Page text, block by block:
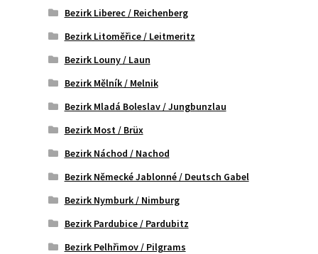
Bezirk Liberec / Reichenberg
Bezirk Litoměřice / Leitmeritz
Bezirk Louny / Laun
Bezirk Mělník / Melnik
Bezirk Mladá Boleslav / Jungbunzlau
Bezirk Most / Brüx
Bezirk Náchod / Nachod
Bezirk Německé Jablonné / Deutsch Gabel
Bezirk Nymburk / Nimburg
Bezirk Pardubice / Pardubitz
Bezirk Pelhřimov / Pilgrams